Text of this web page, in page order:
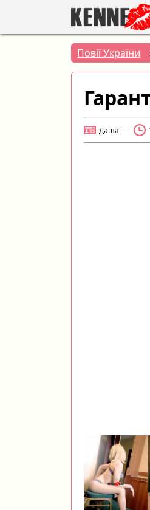
Повії України
Даша -